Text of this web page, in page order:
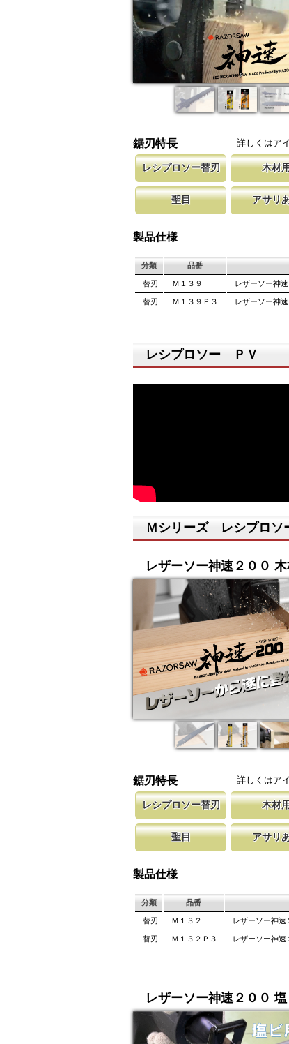
鋸刃特長 詳しくはア
レシプロソー替刃
レシプロソー・セーバーソー専用の替刃
ーのレシプロソー本体に取り付けが可能
木材用
木材の切断用に、当社目立て技
わった鋸刃を提供しています。
新しい
します
してい
聖目
を向上させています。 段差の低い刃は
み働きます。
アサリ
が材料に挟まれないようにして
製品仕様
分類 品番
替刃 Ｍ１３９
レザーソー神
替刃 Ｍ１３９Ｐ３ レザーソー神
レシプロソー ＰＶ
Ｍシリーズ レシプロソ
レザーソー神速２００
鋸刃特長 詳しくはア
レシプロソー替刃
レシプロソー・セーバーソー専用の替刃
ーのレシプロソー本体に取り付けが可能
木材
木材の切断用に、当社目立て技
わった鋸刃を提供しています。
新しい
します
してい
聖目
を向上させています。 段差の低い刃は
み働きます。
アサリ
が材料に挟まれないようにして
製品仕様
分類 品番
替刃 Ｍ１３２
レザーソー神速
替刃 Ｍ１３２Ｐ３ レザーソー神速
レザーソー神速２００